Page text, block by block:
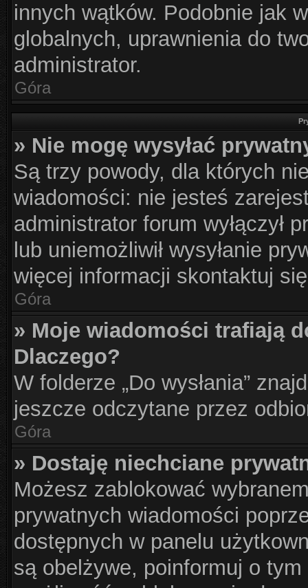
innych wątków. Podobnie jak
globalnych, uprawnienia do
administrator.
Góra
» Nie mogę wysyłać
Są trzy powody, dla których
wiadomości: nie jesteś
administrator forum wyłączył
lub uniemożliwił wysyłanie
więcej informacji skontaktuj
Góra
» Moje wiadomości trafiają
Dlaczego?
W folderze „Do wysłania”
jeszcze odczytane przez
Góra
» Dostaję niechciane
Możesz zablokować
prywatnych wiadomości
dostępnych w panelu
są obelżywe, poinformuj o